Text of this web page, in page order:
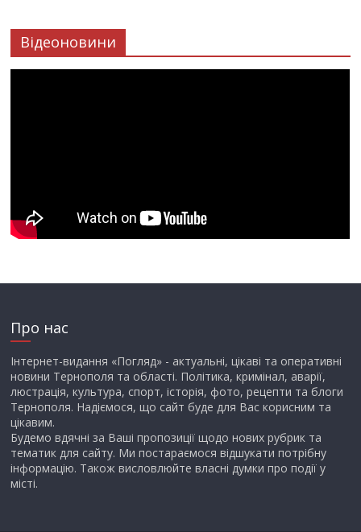
Відеоновини
Про нас
Інтернет-видання «Погляд» - актуальні, цікаві та оперативні
новини Тернополя та області. Політика, кримінал, аварії,
люстрація, культура, спорт, історія, фото, рецепти та блоги
Тернополя. Надіємося, що сайт буде для Вас корисним та
цікавим.
Будемо вдячні за Ваші пропозиції щодо нових рубрик та
тематик для сайту. Ми постараємося відшукати потрібну
інформацію. Також висловлюйте власні думки про події у
місті.